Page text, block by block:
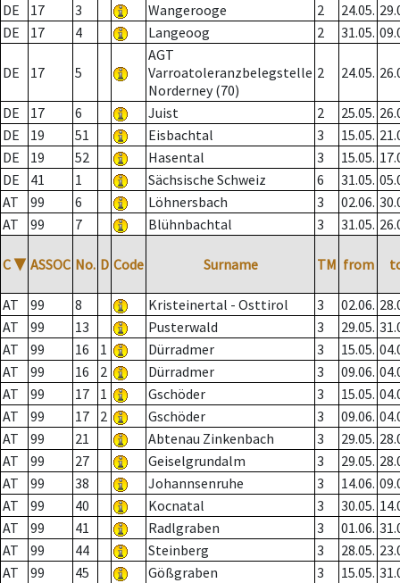
DE
17 3 Wangerooge 2 24.05.
DE
17 4 Langeoog 2 31.05.
DE 17 5
AGT
Varroatoleranzbelegstelle
Norderney (70)
2 24.05.
DE 17 6 Juist 2 25.05.
DE
19 51 Eisbachtal 3 15.05.
DE
19 52 Hasental 3 15.05.
DE
41 1 Sächsische Schweiz 6 31.05.
AT
99 6 Löhnersbach 3 02.06.
AT
99 7 Blühnbachtal 3 31.05.
C ▼ ASSOC No. D Code Surname TM from
AT 99 8 Kristeinertal - Osttirol 3 02.06.
AT
99 13 Pusterwald 3 29.05.
AT
99 16 1 Dürradmer 3 15.05.
AT
99 16 2 Dürradmer 3 09.06.
AT
99 17 1 Gschöder 3 15.05.
AT
99 17 2 Gschöder 3 09.06.
AT
99 21 Abtenau Zinkenbach 3 29.05.
AT
99 27 Geiselgrundalm 3 29.05.
AT
99 38 Johannsenruhe 3 14.06.
AT
99 40 Kocnatal 3 30.05.
AT
99 41 Radlgraben 3 01.06.
AT
99 44 Steinberg 3 28.05.
AT
99 45 Gößgraben 3 15.05.